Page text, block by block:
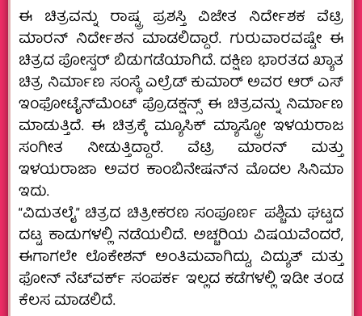
ಈ ಚಿತ್ರವನ್ನು ರಾಷ್ಟ್ರ ಪ್ರಶಸ್ತಿ ವಿಜೇತ ನಿರ್ದೇಶಕ ವೆಟ್ರಿ
ಮಾರನ್ ನಿರ್ದೇಶನ ಮಾಡಲಿದ್ದಾರೆ. ಗುರುವಾರವಷ್ಟೇ ಈ
ಚಿತ್ರದ ಪೋಸ್ಟರ್​ ಬಿಡುಗಡೆಯಾಗಿದೆ. ದಕ್ಷಿಣ ಭಾರತದ ಖ್ಯಾತ
ಚಿತ್ರ ನಿರ್ಮಾಣ ಸಂಸ್ಥೆ ಎಲ್ರೆಡ್​ ಕುಮಾರ್​ ಅವರ ಆರ್​ ಎಸ್​
ಇಂಫೋಟೈನ್​​ಮೆಂಟ್​ ಪ್ರೊಡಕ್ಷನ್ಸ್ ಈ ಚಿತ್ರವನ್ನು ನಿರ್ಮಾಣ
ಮಾಡುತ್ತಿದೆ. ಈ ಚಿತ್ರಕ್ಕೆ ಮ್ಯೂಸಿಕ್ ಮ್ಯಾಸ್ಟ್ರೋ ಇಳಯರಾಜ
ಸಂಗೀತ ನೀಡುತ್ತಿದ್ದಾರೆ. ವೆಟ್ರಿ ಮಾರನ್ ಮತ್ತು
ಇಳಯರಾಜಾ ಅವರ ಕಾಂಬಿನೇಷನ್‌ನ ಮೊದಲ ಸಿನಿಮಾ
ಇದು.
“ವಿದುತಲೈ” ಚಿತ್ರದ ಚಿತ್ರೀಕರಣ ಸಂಪೂರ್ಣ ಪಶ್ಚಿಮ ಘಟ್ಟದ
ದಟ್ಟ ಕಾಡುಗಳಲ್ಲಿ ನಡೆಯಲಿದೆ. ಅಚ್ಚರಿಯ ವಿಷಯವೆಂದರೆ,
ಈಗಾಗಲೇ ಲೊಕೇಶನ್ ಅಂತಿಮವಾಗಿದ್ದು, ವಿದ್ಯುತ್ ಮತ್ತು
ಫೋನ್ ನೆಟ್​ವರ್ಕ್​ ಸಂಪರ್ಕ ಇಲ್ಲದ ಕಡೆಗಳಲ್ಲಿ ಇಡೀ ತಂಡ
ಕೆಲಸ ಮಾಡಲಿದೆ.